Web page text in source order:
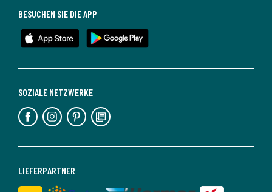
LIEFERPARTNER
SOZIALE NETZWERKE
BESUCHEN SIE DIE APP